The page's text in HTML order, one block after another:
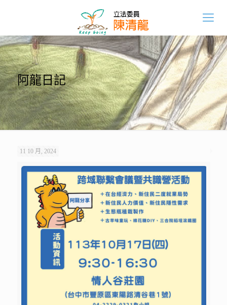
阿龍日記
11 10 月, 2024